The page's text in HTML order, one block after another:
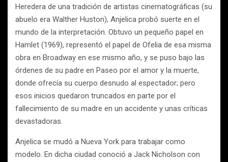
Heredera de una tradición de artistas cinematográficas (su
abuelo era Walther Huston), Anjelica probó suerte en el
mundo de la interpretación. Obtuvo un pequeño papel en
Hamlet (1969), representó el papel de Ofelia de esa misma
obra en Broadway en ese mismo año, y se puso bajo las
órdenes de su padre en Paseo por el amor y la muerte,
donde ofrecía su cuerpo desnudo al espectador; pero
esos inicios quedaron truncados en parte por el
fallecimiento de su madre en un accidente y unas críticas
devastadoras.
Anjelica se mudó a Nueva York para trabajar como
modelo. En dicha ciudad conoció a Jack Nicholson con